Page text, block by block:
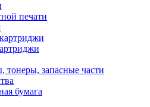
печати
тонеры, запасные части
бумага